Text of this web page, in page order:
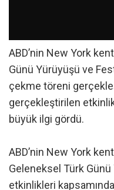
ABD’nin New York
Günü Yürüyüşü ve
çekme töreni
gerçekleştirilen
büyük ilgi gördü.
ABD’nin New York
Geleneksel Türk
etkinlikleri